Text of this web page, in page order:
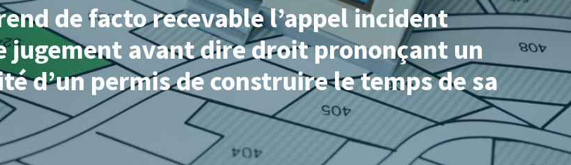
de facto recevable l’appel incident
jugement avant dire droit prononçant un
d’un permis de construire le temps de sa